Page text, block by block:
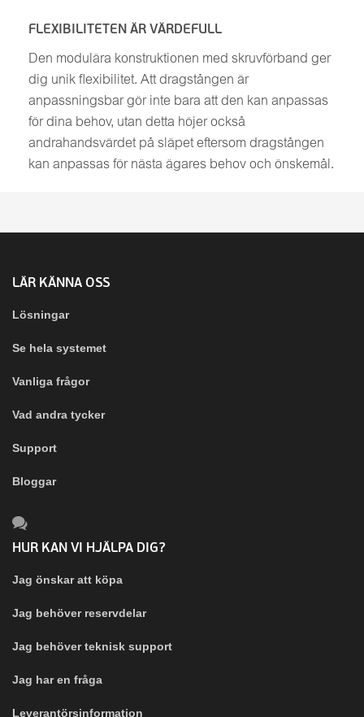
FLEXIBILITETEN ÄR VÄRDEFULL
Den modulära konstruktionen med skruvförband ger
dig unik flexibilitet. Att dragstången är
anpassningsbar gör inte bara att den kan anpassas
för dina behov, utan detta höjer också
andrahandsvärdet på släpet eftersom dragstången
kan anpassas för nästa ägares behov och önskemål.
LÄR KÄNNA OSS
Lösningar
Se hela systemet
Vanliga frågor
Vad andra tycker
Support
Bloggar
HUR KAN VI HJÄLPA DIG?
Jag önskar att köpa
Jag behöver reservdelar
Jag behöver teknisk support
Jag har en fråga
Leverantörsinformation